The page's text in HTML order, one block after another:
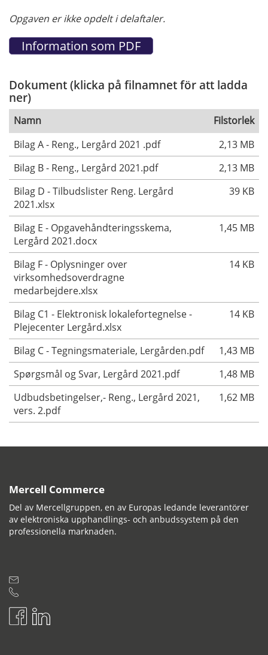
Opgaven er ikke opdelt i delaftaler.
Dokument (klicka på filnamnet för att ladda
ner)
Namn
Filstorlek
Bilag A - Reng., Lergård 2021 .pdf
2,13 MB
Bilag B - Reng., Lergård 2021.pdf
2,13 MB
Bilag D - Tilbudslister Reng. Lergård
2021.xlsx
39 KB
Bilag E - Opgavehåndteringsskema,
Lergård 2021.docx
1,45 MB
Bilag F - Oplysninger over
virksomhedsoverdragne
medarbejdere.xlsx
14 KB
Bilag C1 - Elektronisk lokalefortegnelse -
Plejecenter Lergård.xlsx
14 KB
Bilag C - Tegningsmateriale, Lergården.pdf
1,43 MB
Spørgsmål og Svar, Lergård 2021.pdf
1,48 MB
Udbudsbetingelser,- Reng., Lergård 2021,
vers. 2.pdf
1,62 MB
Mercell Commerce
Del av Mercellgruppen, en av Europas ledande leverantörer
av elektroniska upphandlings- och anbudssystem på den
professionella marknaden.